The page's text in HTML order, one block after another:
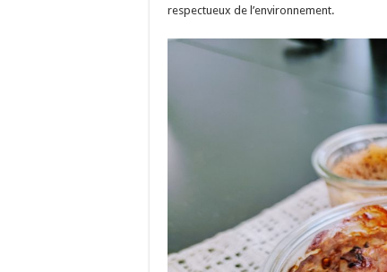
respectueux de l’environnement.